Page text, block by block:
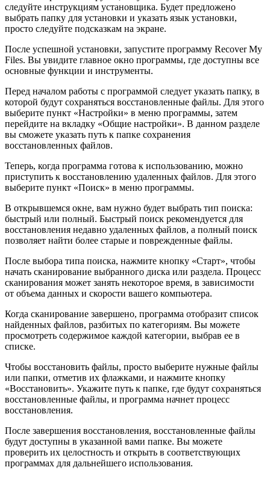
следуйте инструкциям установщика. Будет предложено
выбрать папку для установки и указать язык установки,
просто следуйте подсказкам на экране.
После успешной установки, запустите программу Recover My
Files. Вы увидите главное окно программы, где доступны все
основные функции и инструменты.
Перед началом работы с программой следует указать папку, в
которой будут сохраняться восстановленные файлы. Для этого
выберите пункт «Настройки» в меню программы, затем
перейдите на вкладку «Общие настройки». В данном разделе
вы сможете указать путь к папке сохранения
восстановленных файлов.
Теперь, когда программа готова к использованию, можно
приступить к восстановлению удаленных файлов. Для этого
выберите пункт «Поиск» в меню программы.
В открывшемся окне, вам нужно будет выбрать тип поиска:
быстрый или полный. Быстрый поиск рекомендуется для
восстановления недавно удаленных файлов, а полный поиск
позволяет найти более старые и поврежденные файлы.
После выбора типа поиска, нажмите кнопку «Старт», чтобы
начать сканирование выбранного диска или раздела. Процесс
сканирования может занять некоторое время, в зависимости
от объема данных и скорости вашего компьютера.
Когда сканирование завершено, программа отобразит список
найденных файлов, разбитых по категориям. Вы можете
просмотреть содержимое каждой категории, выбрав ее в
списке.
Чтобы восстановить файлы, просто выберите нужные файлы
или папки, отметив их флажками, и нажмите кнопку
«Восстановить». Укажите путь к папке, где будут сохраняться
восстановленные файлы, и программа начнет процесс
восстановления.
После завершения восстановления, восстановленные файлы
будут доступны в указанной вами папке. Вы можете
проверить их целостность и открыть в соответствующих
программах для дальнейшего использования.